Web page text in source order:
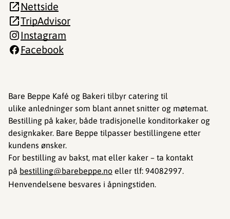
Bare Beppe Kafé og Bakeri tilbyr catering til
ulike anledninger som blant annet snitter og møtemat.
Bestilling på kaker, både tradisjonelle konditorkaker og
designkaker. Bare Beppe tilpasser bestillingene etter
kundens ønsker.
For bestilling av bakst, mat eller kaker – ta kontakt
på bestilling@barebeppe.no eller tlf: 94082997.
Henvendelsene besvares i åpningstiden.
Nettside
TripAdvisor
Instagram
Facebook